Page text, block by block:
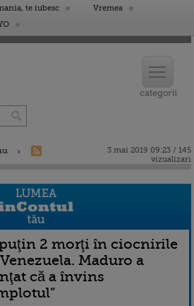
te iubesc
Vremea
3 mai 2019 09:23 / 145
vizualizari
2 morţi în ciocnirile
Maduro a
că a învins